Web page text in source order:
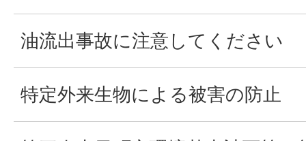
油流出事故に注意してください
特定外来生物による被害の防止